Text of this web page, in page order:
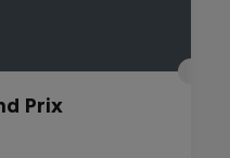
Prix